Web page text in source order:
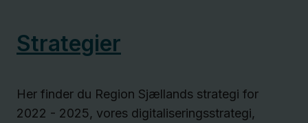
Strategier
Her finder du Region Sjællands strategi for
2022 - 2025, vores digitaliseringsstrategi,